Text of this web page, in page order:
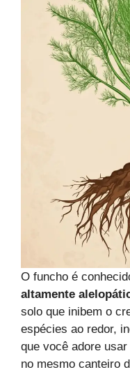
O funcho é
altamente
solo que inibem o
espécies ao redor,
que você adore
no mesmo canteiro